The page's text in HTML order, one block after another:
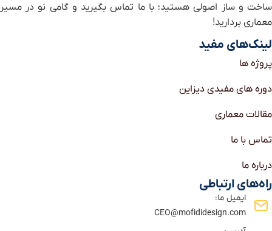
ساخت و ساز اصولی هستید؛ با ما تماس بگیرید و گامی نو در مسیر
معماری بردارید!
لینک‌های مفید
پروژه ها
دوره های مفیدی دیزاین
مقالات معماری
تماس با ما
درباره ما
راه‌های ارتباطی
ایمیل ما:
CEO@mofididesign.com